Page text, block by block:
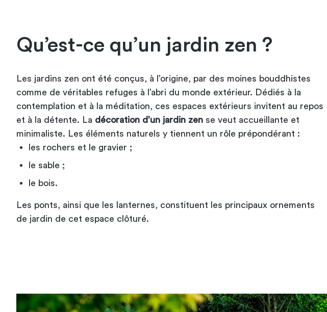
Qu’est-ce qu’un jardin zen ?
Les jardins zen ont été conçus, à l’origine, par des moines bouddhistes
comme de véritables refuges à l’abri du monde extérieur. Dédiés à la
contemplation et à la méditation, ces espaces extérieurs invitent au repos
et à la détente. La décoration d’un jardin zen se veut accueillante et
minimaliste. Les éléments naturels y tiennent un rôle prépondérant :
les rochers et le gravier ;
le sable ;
le bois.
Les ponts, ainsi que les lanternes, constituent les principaux ornements
de jardin de cet espace clôturé.